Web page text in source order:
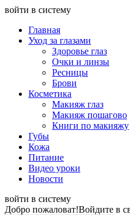
войти в систему
Главная
Уход за глазами
Здоровье глаз
Очки и линзы
Ресницы
Брови
Косметика
Макияж глаз
Макияж пошагово
Книги по макияжу
Губы
Кожа
Питание
Видео уроки
Новости
войти в систему
Добро пожаловат!Войдите в